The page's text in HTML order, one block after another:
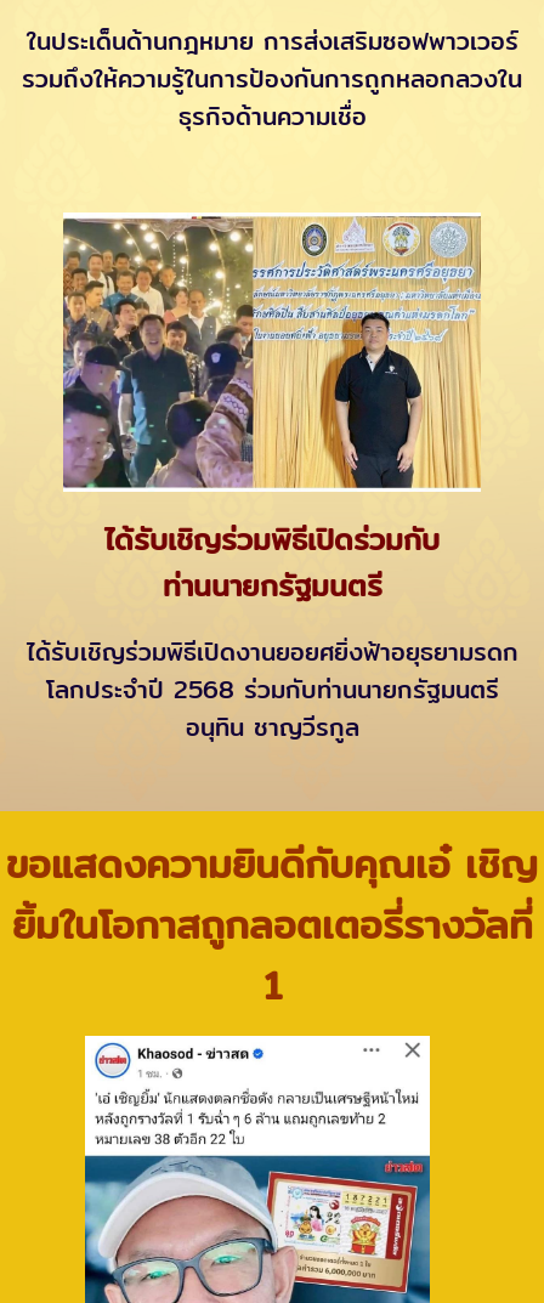
ในประเด็นด้านกฎหมาย การส่งเสริมซอฟพาวเวอร์
รวมถึงให้ความรู้ในการป้องกันการถูกหลอกลวงใน
ธุรกิจด้านความเชื่อ
ได้รับเชิญร่วมพิธีเปิดร่วมกับ
ท่านนายกรัฐมนตรี
ได้รับเชิญร่วมพิธีเปิดงานยอยศยิ่งฟ้าอยุธยามรดก
โลกประจำปี 2568 ร่วมกับท่านนายกรัฐมนตรี
อนุทิน ชาญวีรกูล
ขอแสดงความยินดีกับคุณเอ๋ เชิญ
ยิ้มในโอกาสถูกลอตเตอรี่รางวัลที่
1